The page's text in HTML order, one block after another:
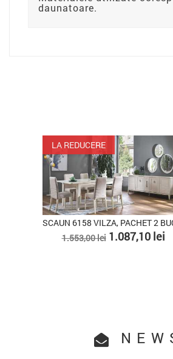
daunatoare.
LA REDUCERE
SCAUN 6096
Pret
2.934,00 leiPret
1.760,40 lei